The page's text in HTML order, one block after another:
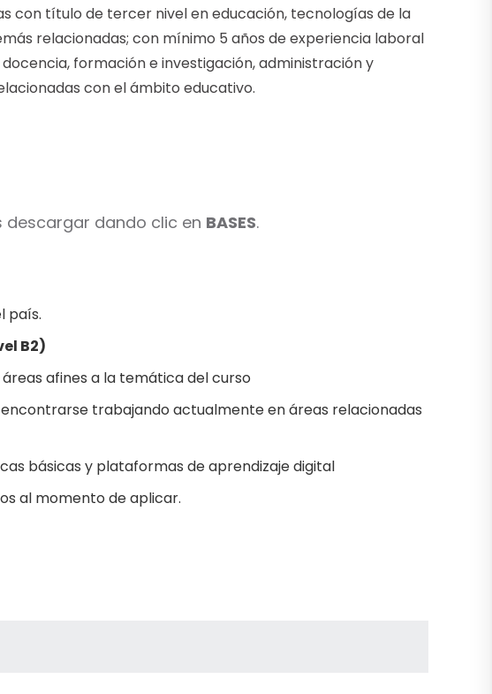
con título de tercer nivel en educación, tecnologías de la
relacionadas; con mínimo 5 años de experiencia laboral
formación e investigación, administración y
con el ámbito educativo.
dando clic en BASES.
país.
B2)
afines a la temática del curso
trabajando actualmente en áreas relacionadas
básicas y plataformas de aprendizaje digital
al momento de aplicar.